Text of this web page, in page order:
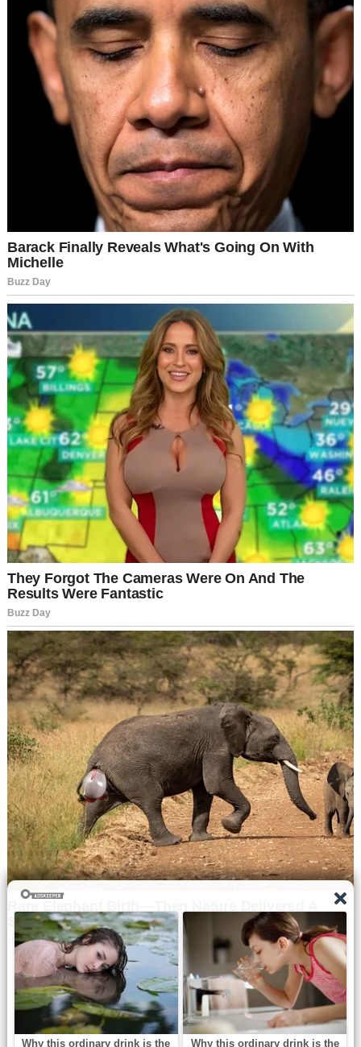
© Copyright All right reserved ByNavbharat Samay
WordPress Powered